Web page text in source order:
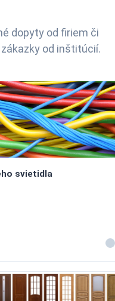
dopyty od firiem či
od inštitúcií.
svietidla